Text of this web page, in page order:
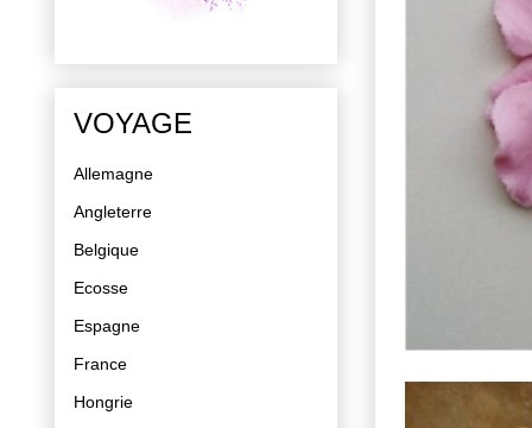
VOYAGE
Allemagne
Angleterre
Belgique
Ecosse
Espagne
France
Hongrie